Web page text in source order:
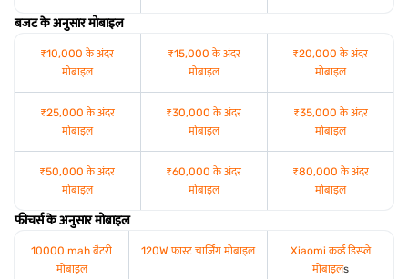
बजट के अनुसार मोबाइल
₹10,000 के अंदर
मोबाइल
₹15,000 के अंदर
मोबाइल
₹20,000 के अंदर
मोबाइल
₹25,000 के अंदर
मोबाइल
₹30,000 के अंदर
मोबाइल
₹35,000 के अंदर
मोबाइल
₹50,000 के अंदर
मोबाइल
₹60,000 के अंदर
मोबाइल
₹80,000 के अंदर
मोबाइल
फीचर्स के अनुसार मोबाइल
10000 mah बैटरी
मोबाइल
120W फास्ट चार्जिंग मोबाइल
Xiaomi कर्व्ड डिस्प्ले
मोबाइलs